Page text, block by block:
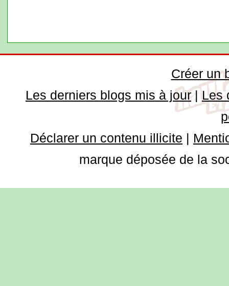
Créer un
Les derniers blogs mis à jour|Les
Déclarer un contenu illicite |
marque déposée de la